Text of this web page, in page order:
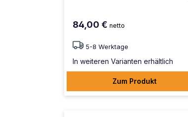
84,00 € netto
5-8 Werktage
In weiteren Varianten erhältlich
Zum Produkt